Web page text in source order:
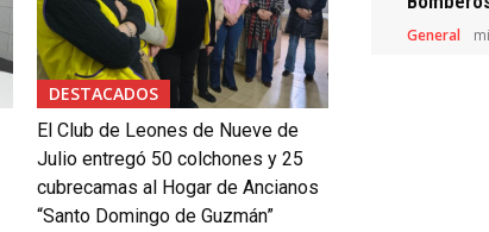
DESTACADOS
El Club de Leones de Nueve de
Julio entregó 50 colchones y 25
cubrecamas al Hogar de Ancianos
“Santo Domingo de Guzmán”
General